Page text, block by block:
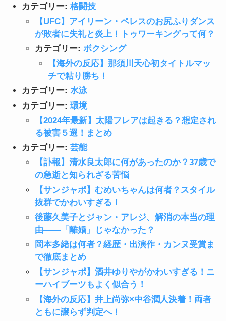
カテゴリー:格闘技
【UFC】アイリーン・ペレスのお尻ふりダンス
が敗者に失礼と炎上！トゥワーキングって何？
カテゴリー: ボクシング
【海外の反応】那須川天心初タイトルマッ
チで粘り勝ち！
カテゴリー:水泳
カテゴリー:環境
【2024年最新】太陽フレアは起きる？想定され
る被害５選！まとめ
カテゴリー:芸能
【訃報】清水良太郎に何があったのか？37歳で
の急逝と知られざる苦悩
【サンジャポ】むめいちゃんは何者？スタイル
抜群でかわいすぎる！
後藤久美子とジャン・アレジ、解消の本当の理
由——「離婚」じゃなかった？
岡本多緒は何者？経歴・出演作・カンヌ受賞ま
で徹底まとめ
【サンジャポ】酒井ゆりやがかわいすぎる！ニ
ーハイブーツもよく似合う！
【海外の反応】井上尚弥×中谷潤人決着！両者
ともに譲らず判定へ！